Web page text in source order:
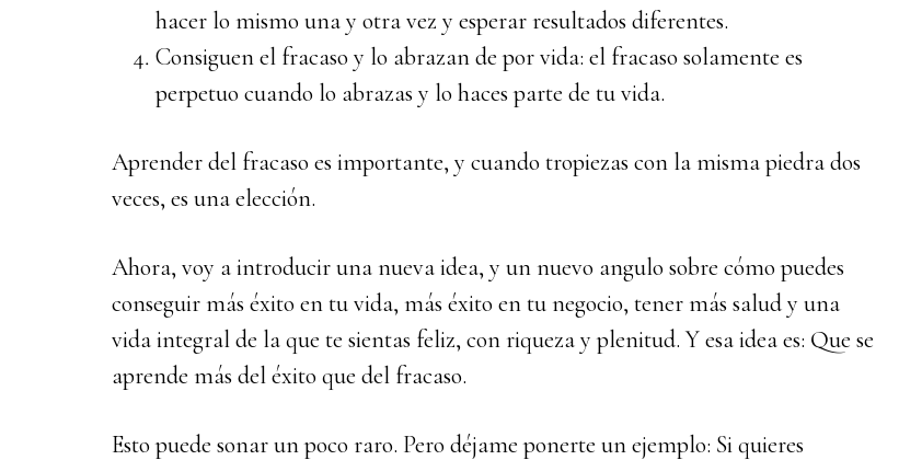
hacer lo mismo una y otra vez y esperar resultados diferentes.
Consiguen el fracaso y lo abrazan de por vida: el fracaso solamente es
perpetuo cuando lo abrazas y lo haces parte de tu vida.
Aprender del fracaso es importante, y cuando tropiezas con la misma piedra dos
veces, es una elección.
Ahora, voy a introducir una nueva idea, y un nuevo angulo sobre cómo puedes
conseguir más éxito en tu vida, más éxito en tu negocio, tener más salud y una
vida integral de la que te sientas feliz, con riqueza y plenitud. Y esa idea es: Que se
aprende más del éxito que del fracaso.
Esto puede sonar un poco raro. Pero déjame ponerte un ejemplo: Si quieres